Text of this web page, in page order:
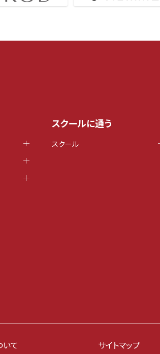
スクールに通う
スクール
て サイトマップ